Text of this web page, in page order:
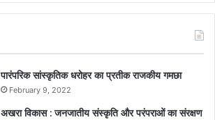
​​​​​​​पारंपरिक सांस्कृतिक धरोहर का प्रतीक राजकीय गमछा
February 9, 2022
अखरा विकास : जनजातीय संस्कृति और परंपराओं का संरक्षण